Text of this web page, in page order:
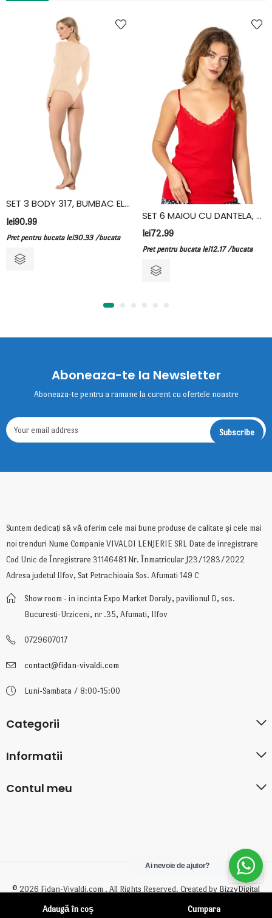
Adaugă în coș Cumpara
SET 3 BODY 317, BUMBAC ELASTAN, VIVALDI, CREM
lei90.99
Pret pentru bucata lei30.33 /bucata
SET 6 MAIOU CU DANTELA, BUMBAC, FIDAN, ROSU
lei72.99
Pret pentru bucata lei12.17 /bucata
Aboneaza-te la Newsletter
Aboneaza-te pentru a ramane la curent cu ofertele noastre
Suntem dedicați să vă oferim cele mai bune produse de calitate și cele mai
noi trenduri Nume Companie VIVALDI LENJERIE SRL Date de inregistrare
Cod Unic de Înregistrare 31146481 Nr. Înmatricular J23/1283/2022
Adresa judetul Ilfov, Sat Petrachioaia Sos. Afumati 149 C
Show room - in incinta Expo Market Doraly, pavilionul D, sos.
Bucuresti-Urziceni, nr .35, Afumati, Ilfov
0729607017
contact@fidan-vivaldi.com
Luni-Sambata / 8:00-15:00
Categorii
Informatii
Contul meu
© 2026 Fidan-Vivaldi.com . All Rights Reserved. Created by BizzyDigital
Ai nevoie de ajutor?